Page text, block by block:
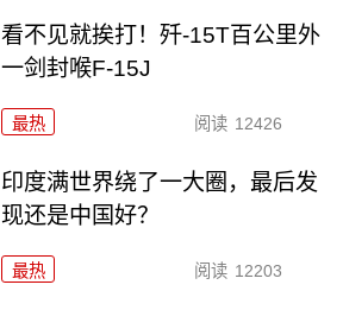
看不见就挨打！歼-15T百公里外
一剑封喉F-15J
最热 阅读 12426
印度满世界绕了一大圈，最后发
现还是中国好？
最热 阅读 12203